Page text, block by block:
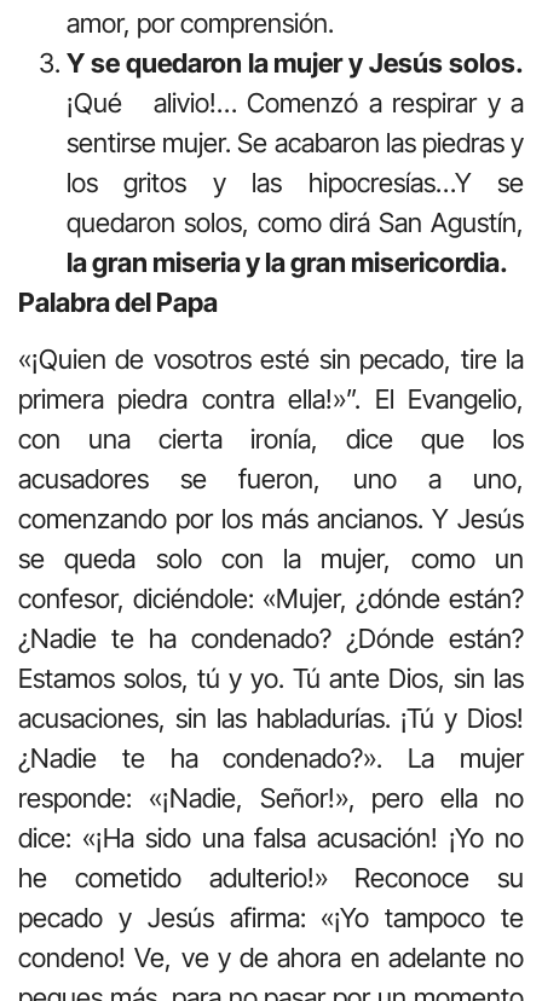
amor, por comprensión.
Y se quedaron la mujer y Jesús solos.
¡Qué alivio!… Comenzó a respirar y a
sentirse mujer. Se acabaron las piedras y
los gritos y las hipocresías…Y se
quedaron solos, como dirá San Agustín,
la gran miseria y la gran misericordia.
Palabra del Papa
«¡Quien de vosotros esté sin pecado, tire la
primera piedra contra ella!»”. El Evangelio,
con una cierta ironía, dice que los
acusadores se fueron, uno a uno,
comenzando por los más ancianos. Y Jesús
se queda solo con la mujer, como un
confesor, diciéndole: «Mujer, ¿dónde están?
¿Nadie te ha condenado? ¿Dónde están?
Estamos solos, tú y yo. Tú ante Dios, sin las
acusaciones, sin las habladurías. ¡Tú y Dios!
¿Nadie te ha condenado?». La mujer
responde: «¡Nadie, Señor!», pero ella no
dice: «¡Ha sido una falsa acusación! ¡Yo no
he cometido adulterio!» Reconoce su
pecado y Jesús afirma: «¡Yo tampoco te
condeno! Ve, ve y de ahora en adelante no